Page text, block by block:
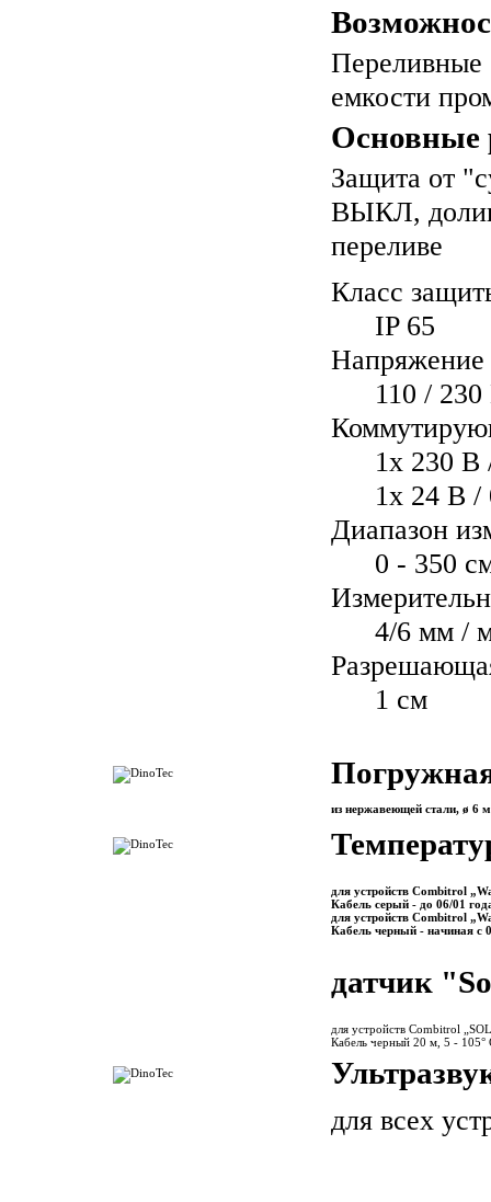
Переливные
емкости
Основные
Защита от
ВЫКЛ, долив
переливе
Класс
IP 65
Напряжение
110 /
1x 230 В
1x 24 В /
Диапазон
0 - 350
4/6 мм /
1 cм
из нержавеющей стали, ø 6
для устройств Combitrol
Кабель серый - до 06/01
для устройств Combitrol
Кабель черный - начиная с
датчик
для устройств Combitrol
Кабель черный 20 м, 5 - 105°
для всех